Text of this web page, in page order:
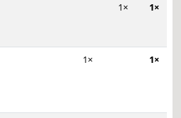
1× 1×
1× 1×